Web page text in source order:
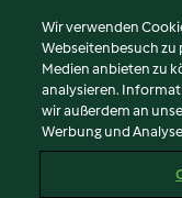
© Copyright 2026
Nutzungsbedingungen
Datenschutzrichtlinien
Wir verwenden
Webseitenbesuch zu
Medien anbieten zu
analysieren.
wir außerdem an
Werbung und